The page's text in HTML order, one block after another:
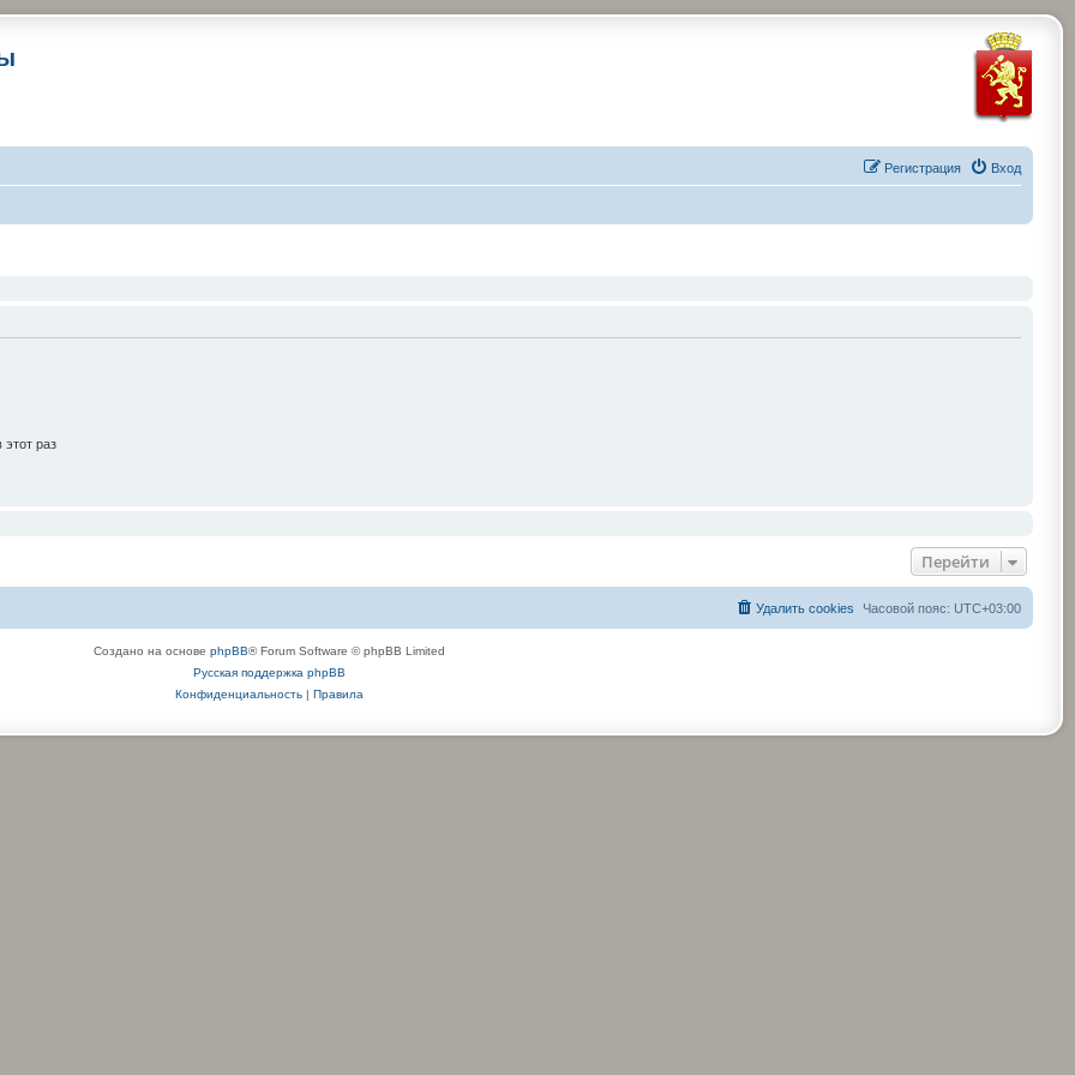
Вход
Регистрация
раз
Перейти
Часовой пояс: UTC+03:00
Удалить cookies
Создано на основе phpBB® Forum Software © phpBB Limited
Русская поддержка phpBB
Конфиденциальность| Правила